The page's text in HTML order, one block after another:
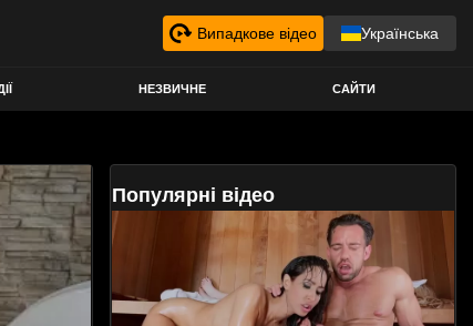
Випадкове відео Українська
НЕЗВИЧНЕ САЙТИ
Популярні відео